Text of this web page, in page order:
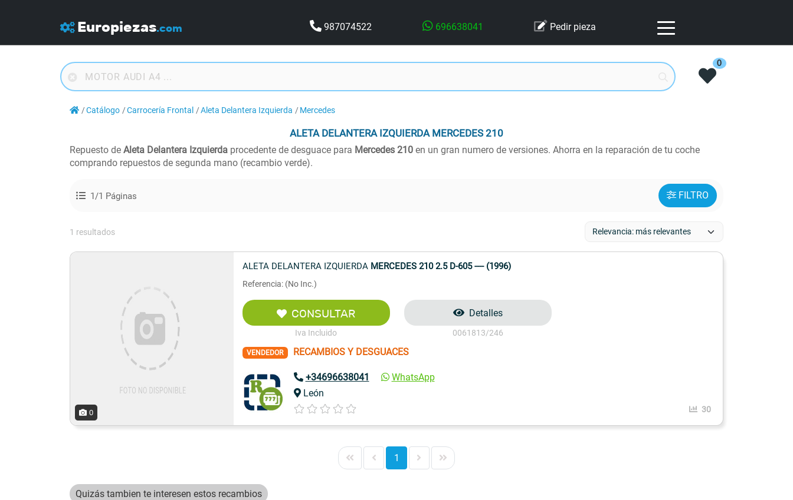
Europiezas.com 987074522 696638041 Pedir pieza
0
Catálogo Carrocería Frontal Aleta Delantera Izquierda Mercedes
ALETA DELANTERA IZQUIERDAMERCEDES 210
Repuesto de Aleta Delantera Izquierda procedente de desguace para Mercedes 210 en un gran numero de versiones. Ahorra en la reparación de tu coche
comprando repuestos de segunda mano (recambio verde).
1/1 Páginas FILTRO
1 resultados
0
ALETA DELANTERA IZQUIERDA MERCEDES 210 2.5 D-605 ---- (1996)
Referencia: (No Inc.)
CONSULTAR
Iva Incluido
Detalles
0061813/246
VENDEDOR RECAMBIOS Y DESGUACES
+34696638041
WhatsApp
León
30
1
Quizás tambien te interesen estos recambios